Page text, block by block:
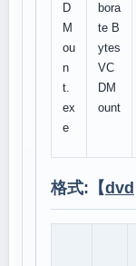
D
M
ou
n
t.
ex
e
bora
te B
ytes
VC
DM
ount
格式:【dvd